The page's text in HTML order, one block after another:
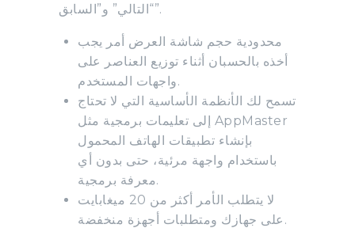
“التالي” و”السابق”.
محدودية حجم شاشة العرض أمر يجب
أخذه بالحسبان أثناء توزيع العناصر على
واجهات المستخدم.
تسمح لك الأنظمة الأساسية التي لا تحتاج
إلى تعليمات برمجية مثل AppMaster
بإنشاء تطبيقات الهاتف المحمول
باستخدام واجهة مرئية، حتى بدون أي
معرفة برمجية.
لا يتطلب الأمر أكثر من 20 ميغابايت
على جهازك ومتطلبات أجهزة منخفضة.